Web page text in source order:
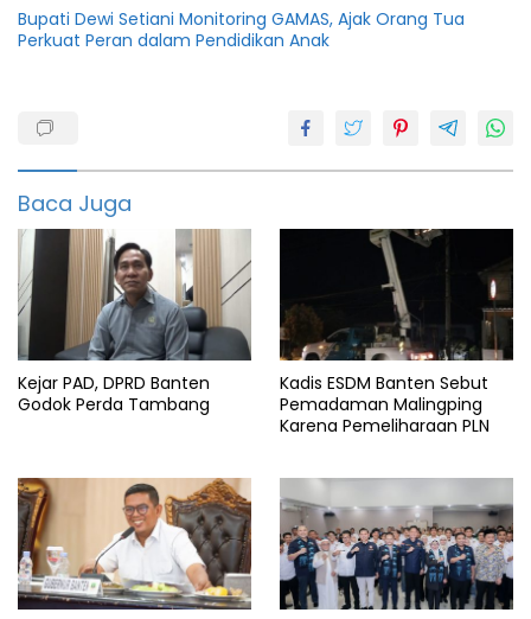
Bupati Dewi Setiani Monitoring GAMAS, Ajak Orang Tua
Perkuat Peran dalam Pendidikan Anak
Berita
pandeglang
Camara
Dana
alokasi
khusus
featured
Info
Jalan
Marapat
Pandeglang
Baca Juga
Kejar PAD, DPRD Banten
Godok Perda Tambang
Kadis ESDM Banten Sebut
Pemadaman Malingping
Karena Pemeliharaan PLN